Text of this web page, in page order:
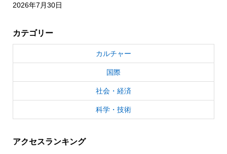
2026年7月30日
カテゴリー
カルチャー
国際
社会・経済
科学・技術
アクセスランキング